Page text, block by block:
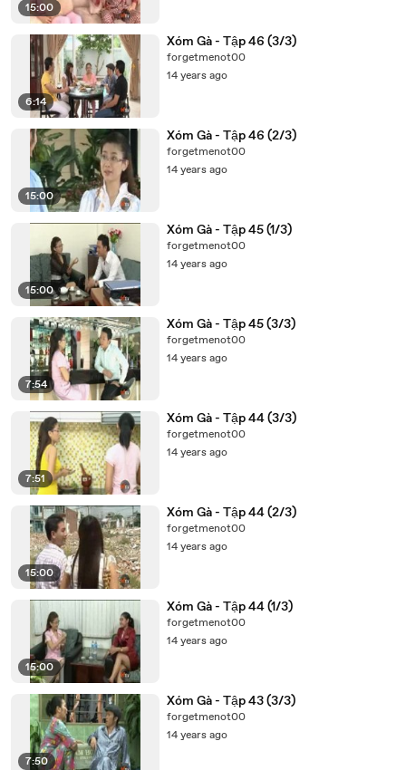
15:00
6:14
Xóm Gà - Tập 46 (3/3)
forgetmenot00
14 years ago
15:00
Xóm Gà - Tập 46 (2/3)
forgetmenot00
14 years ago
15:00
Xóm Gà - Tập 45 (1/3)
forgetmenot00
14 years ago
7:54
Xóm Gà - Tập 45 (3/3)
forgetmenot00
14 years ago
7:51
Xóm Gà - Tập 44 (3/3)
forgetmenot00
14 years ago
15:00
Xóm Gà - Tập 44 (2/3)
forgetmenot00
14 years ago
15:00
Xóm Gà - Tập 44 (1/3)
forgetmenot00
14 years ago
7:50
Xóm Gà - Tập 43 (3/3)
forgetmenot00
14 years ago